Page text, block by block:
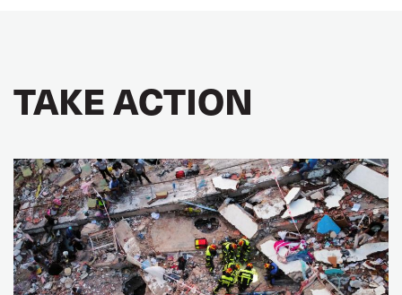
TAKE ACTION